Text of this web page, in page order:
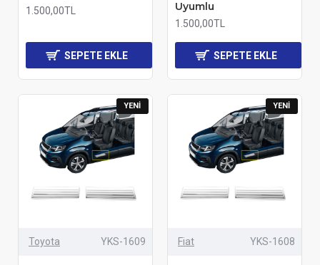
1.500,00TL
SEPETE EKLE
Uyumlu
1.500,00TL
SEPETE EKLE
YENI
Toyota YKS-1609
YENI
Fiat YKS-1608